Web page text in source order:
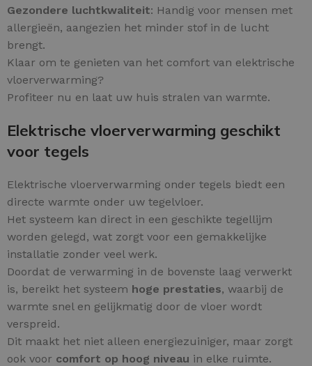
Gezondere luchtkwaliteit: Handig voor mensen met
allergieën, aangezien het minder stof in de lucht
brengt.
Klaar om te genieten van het comfort van elektrische
vloerverwarming?
Profiteer nu en laat uw huis stralen van warmte.
Elektrische vloerverwarming geschikt
voor tegels
Elektrische vloerverwarming onder tegels biedt een
directe warmte onder uw tegelvloer.
Het systeem kan direct in een geschikte tegellijm
worden gelegd, wat zorgt voor een gemakkelijke
installatie zonder veel werk.
Doordat de verwarming in de bovenste laag verwerkt
is, bereikt het systeem hoge prestaties, waarbij de
warmte snel en gelijkmatig door de vloer wordt
verspreid.
Dit maakt het niet alleen energiezuiniger, maar zorgt
ook voor comfort op hoog niveau in elke ruimte.